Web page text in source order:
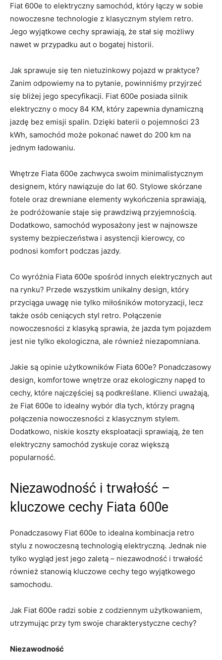
Fiat 600e to elektryczny⁣ samochód,⁤ który łączy ​w sobie
nowoczesne technologie z⁣ klasycznym‍ stylem retro.
Jego wyjątkowe cechy ⁣sprawiają, że stał się możliwy
nawet ‍w przypadku aut ⁤o ‌bogatej historii.
Jak sprawuje się ten nietuzinkowy pojazd w praktyce?
Zanim odpowiemy na to pytanie, ​powinniśmy przyjrzeć
się bliżej jego specyfikacji. ⁢Fiat 600e ​posiada silnik
elektryczny o mocy 84 KM, który ⁤zapewnia dynamiczną
jazdę bez emisji spalin. Dzięki baterii o pojemności ⁣23
kWh, samochód ‌może pokonać​ nawet do 200 km na
jednym ładowaniu.
Wnętrze Fiata 600e ⁤zachwyca swoim minimalistycznym
designem, który nawiązuje ⁣do lat 60. Stylowe ‌skórzane
⁤fotele oraz drewniane elementy wykończenia sprawiają,
że podróżowanie staje się prawdziwą przyjemnością.
Dodatkowo, samochód wyposażony jest w najnowsze
systemy bezpieczeństwa i asystencji kierowcy, co
podnosi komfort podczas⁢ jazdy.
Co wyróżnia Fiata 600e spośród innych elektrycznych aut
na rynku? Przede wszystkim unikalny design,‌ który
przyciąga uwagę nie tylko miłośników motoryzacji, lecz
także osób ceniących styl retro. Połączenie
nowoczesności z klasyką sprawia, że⁢ jazda tym‌ pojazdem
jest nie tylko ekologiczna,​ ale również niezapomniana.
Jakie są opinie użytkowników Fiata 600e? Ponadczasowy
design,⁢ komfortowe wnętrze​ oraz‍ ekologiczny napęd to
cechy, które najczęściej są podkreślane. ⁢Klienci​ uważają,​
że Fiat 600e‌ to‍ idealny wybór‍ dla tych, którzy pragną
⁤połączenia nowoczesności z klasycznym‌ stylem.
Dodatkowo, niskie koszty eksploatacji ‌sprawiają, że ‍ten
elektryczny samochód zyskuje coraz większą
popularność.
Niezawodność i trwałość –
kluczowe cechy Fiata 600e
Ponadczasowy‍ Fiat 600e to idealna kombinacja retro
stylu‍ z nowoczesną technologią elektryczną. Jednak nie
tylko wygląd jest jego zaletą – niezawodność i trwałość
⁢również ⁣stanowią kluczowe ⁣cechy tego wyjątkowego
samochodu.
Jak Fiat 600e radzi ⁢sobie z codziennym użytkowaniem,
utrzymując ‍przy tym swoje charakterystyczne‌ cechy?
Niezawodność